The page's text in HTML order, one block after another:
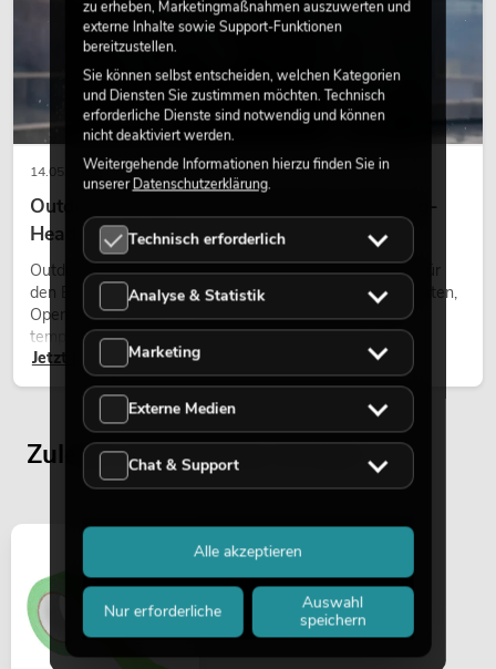
14.05.2026
Outdoor Moving-Heads: Wetterfeste Moving-
Heads bei Events
Outdoor Moving-Heads sind bewegliche Scheinwerfer für
den Einsatz im Freien. Sie werden bei Festivals, Stadtfesten,
Open-Air-Konzerten, Architekturinszenierungen und
temporären Außeninstallationen eingesetzt.
Jetzt lesen
Zuletzt angesehene Artikel
zu erheben, Marketingmaßnahmen auszuwerten und
externe Inhalte sowie Support-Funktionen
bereitzustellen.
Sie können selbst entscheiden, welchen Kategorien
und Diensten Sie zustimmen möchten. Technisch
erforderliche Dienste sind notwendig und können
nicht deaktiviert werden.
Weitergehende Informationen hierzu finden Sie in
unsererDatenschutzerklärung.
Technisch erforderlich
Analyse & Statistik
Marketing
Externe Medien
Chat & Support
Nur erforderliche
Auswahl
speichern
Alle akzeptieren